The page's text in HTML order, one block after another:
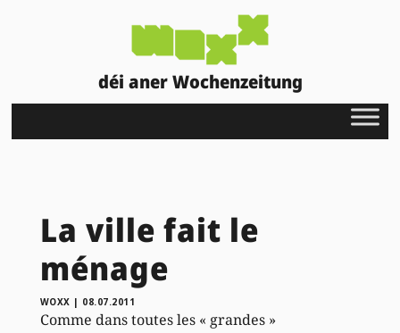
déi aner Wochenzeitung
La ville fait le
ménage
WOXX | 08.07.2011
Comme dans toutes les « grandes »